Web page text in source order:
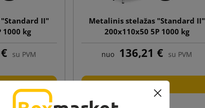
II"
1000 kg
su PVM
Metalinis stelažas "Standard II"
200x110x50 5P 1000 kg
nuo 136,21 € su PVM
Į krepšelį